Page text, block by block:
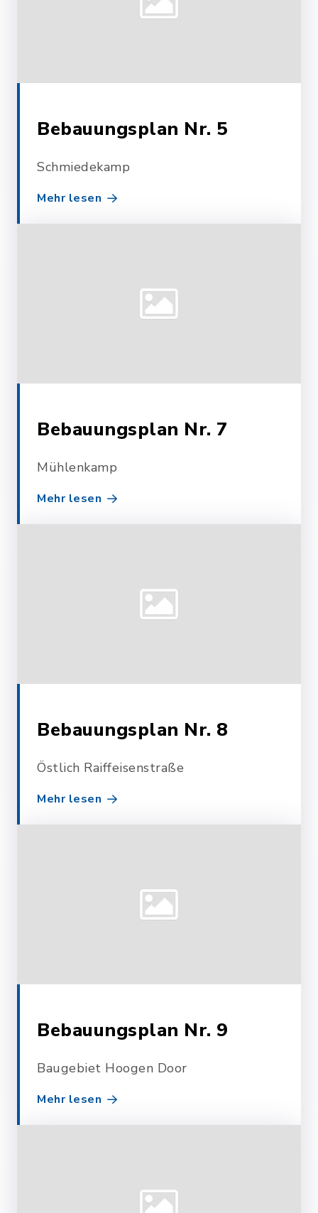
Bebauungsplan Nr. 5
Schmiedekamp
Mehr lesen
Bebauungsplan Nr. 7
Mühlenkamp
Mehr lesen
Bebauungsplan Nr. 8
Östlich Raiffeisenstraße
Mehr lesen
Bebauungsplan Nr. 9
Baugebiet Hoogen Door
Mehr lesen